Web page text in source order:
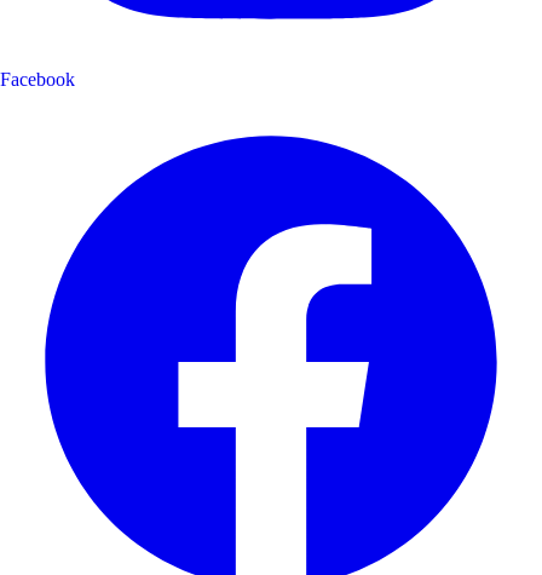
Facebook